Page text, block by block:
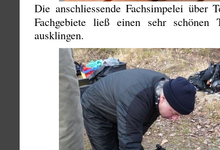
Die anschliessende Fachsimpelei über
Fachgebiete ließ einen sehr schönen
ausklingen.